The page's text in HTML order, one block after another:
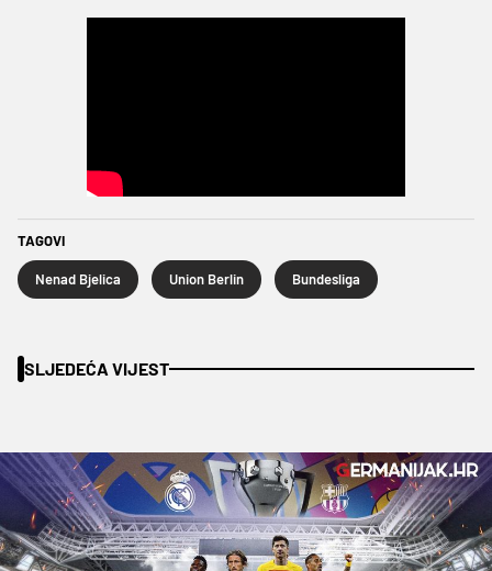
TAGOVI
Nenad Bjelica Union Berlin Bundesliga
SLJEDEĆA VIJEST